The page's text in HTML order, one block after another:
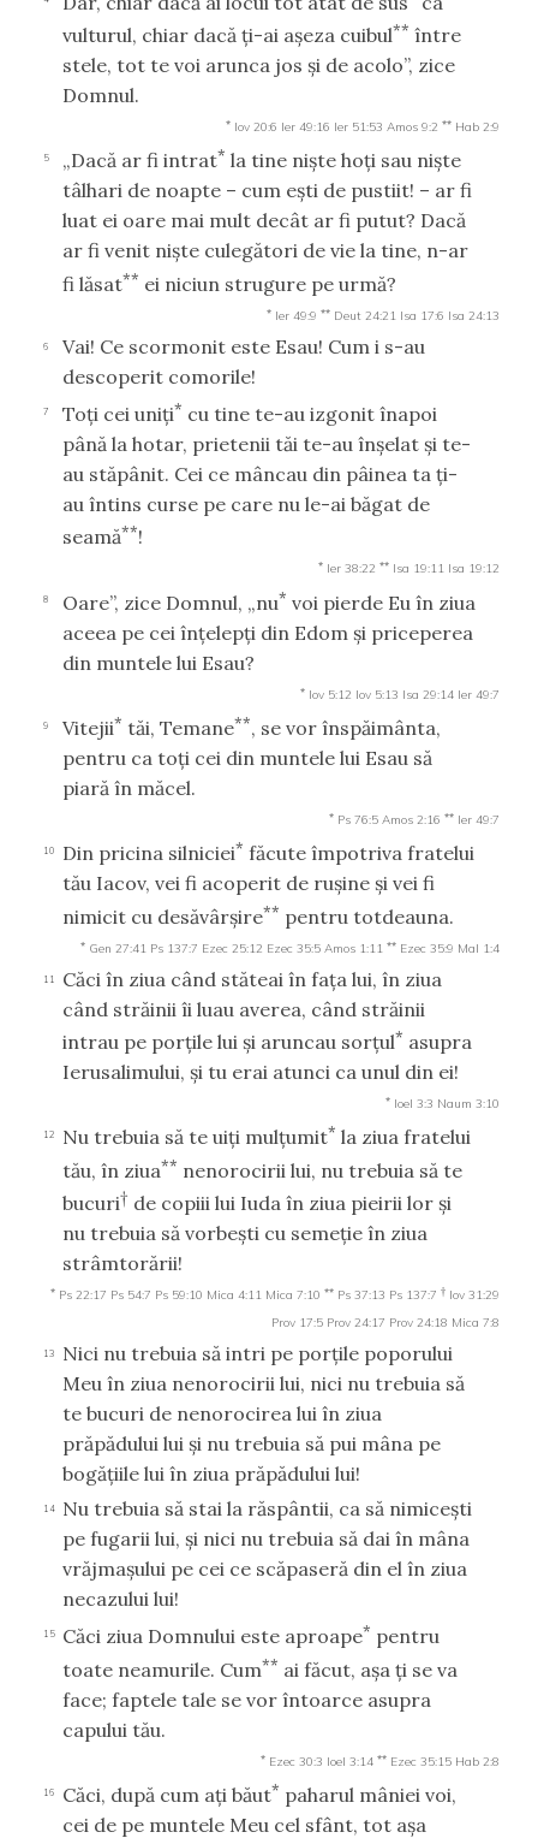
vulturul, chiar dacă ţi-ai aşeza cuibul** între
stele, tot te voi arunca jos şi de acolo”, zice
Domnul.
* Iov 20:6 Ier 49:16 Ier 51:53 Amos 9:2 ** Hab 2:9
5 „Dacă ar fi intrat* la tine nişte hoţi sau nişte
tâlhari de noapte – cum eşti de pustiit! – ar fi
luat ei oare mai mult decât ar fi putut? Dacă
ar fi venit nişte culegători de vie la tine, n-ar
fi lăsat** ei niciun strugure pe urmă?
* Ier 49:9 ** Deut 24:21 Isa 17:6 Isa 24:13
6
Vai! Ce scormonit este Esau! Cum i s-au
descoperit comorile!
7 Toţi cei uniţi* cu tine te-au izgonit înapoi
până la hotar, prietenii tăi te-au înşelat şi te-
au stăpânit. Cei ce mâncau din pâinea ta ţi-
au întins curse pe care nu le-ai băgat de
seamă**!
* Ier 38:22 ** Isa 19:11 Isa 19:12
8 Oare”, zice Domnul, „nu* voi pierde Eu în ziua
aceea pe cei înţelepţi din Edom şi priceperea
din muntele lui Esau?
* Iov 5:12 Iov 5:13 Isa 29:14 Ier 49:7
9 Vitejii* tăi, Temane**, se vor înspăimânta,
pentru ca toţi cei din muntele lui Esau să
piară în măcel.
* Ps 76:5 Amos 2:16 ** Ier 49:7
10 Din pricina silniciei* făcute împotriva fratelui
tău Iacov, vei fi acoperit de ruşine şi vei fi
nimicit cu desăvârşire** pentru totdeauna.
* Gen 27:41 Ps 137:7 Ezec 25:12 Ezec 35:5 Amos 1:11 ** Ezec 35:9 Mal 1:4
11
Căci în ziua când stăteai în faţa lui, în ziua
când străinii îi luau averea, când străinii
intrau pe porţile lui şi aruncau sorţul* asupra
Ierusalimului, şi tu erai atunci ca unul din ei!
* Ioel 3:3 Naum 3:10
12 Nu trebuia să te uiţi mulţumit* la ziua fratelui
tău, în ziua** nenorocirii lui, nu trebuia să te
bucuri† de copiii lui Iuda în ziua pieirii lor şi
nu trebuia să vorbeşti cu semeţie în ziua
strâmtorării!
* Ps 22:17 Ps 54:7 Ps 59:10 Mica 4:11 Mica 7:10 ** Ps 37:13 Ps 137:7 † Iov 31:29
Prov 17:5 Prov 24:17 Prov 24:18 Mica 7:8
13
Nici nu trebuia să intri pe porţile poporului
Meu în ziua nenorocirii lui, nici nu trebuia să
te bucuri de nenorocirea lui în ziua
prăpădului lui şi nu trebuia să pui mâna pe
bogăţiile lui în ziua prăpădului lui!
14
Nu trebuia să stai la răspântii, ca să nimiceşti
pe fugarii lui, şi nici nu trebuia să dai în mâna
vrăjmaşului pe cei ce scăpaseră din el în ziua
necazului lui!
15 Căci ziua Domnului este aproape* pentru
toate neamurile. Cum** ai făcut, aşa ţi se va
face; faptele tale se vor întoarce asupra
capului tău.
* Ezec 30:3 Ioel 3:14 ** Ezec 35:15 Hab 2:8
16 Căci, după cum aţi băut* paharul mâniei voi,
cei de pe muntele Meu cel sfânt, tot aşa